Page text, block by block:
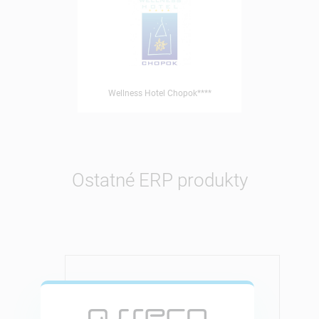
Wellness Hotel Chopok****
OstatnéERP produkty